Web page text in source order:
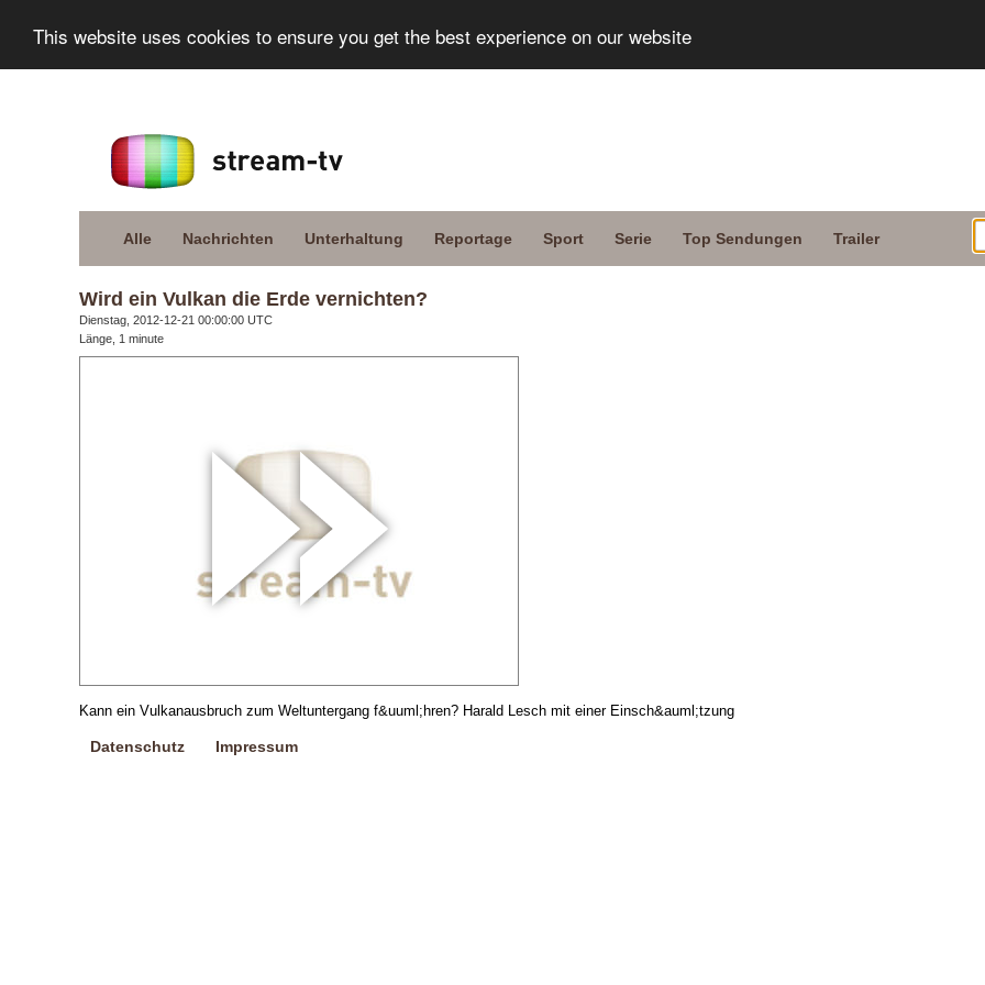
This website uses cookies to ensure you get the best experience on our website
Alle Nachrichten Unterhaltung Reportage Sport Serie Top Sendungen Trailer
Wird ein Vulkan die Erde vernichten?
Dienstag, 2012-12-21 00:00:00 UTC
Länge, 1 minute
Kann ein Vulkanausbruch zum Weltuntergang f&uuml;hren? Harald Lesch mit einer Einsch&auml;tzung
Datenschutz Impressum